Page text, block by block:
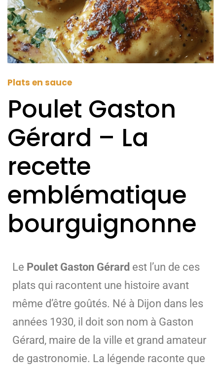
Plats en sauce
Poulet Gaston
Gérard – La
recette
emblématique
bourguignonne
Le Poulet Gaston Gérard est l’un de ces
plats qui racontent une histoire avant
même d’être goûtés. Né à Dijon dans les
années 1930, il doit son nom à Gaston
Gérard, maire de la ville et grand amateur
de gastronomie. La légende raconte que